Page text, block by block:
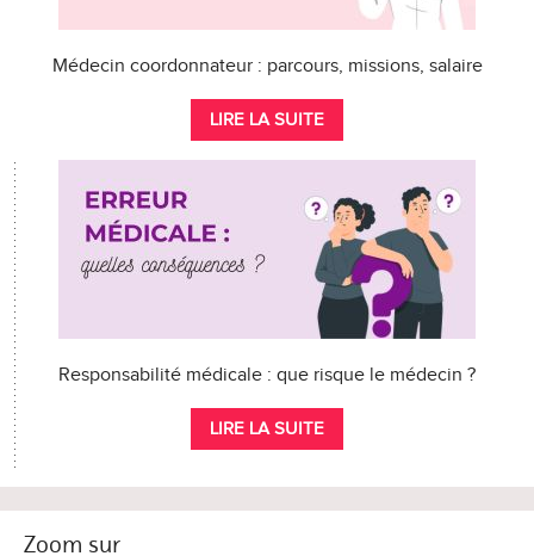
Médecin coordonnateur : parcours, missions, salaire
LIRE LA SUITE
Responsabilité médicale : que risque le médecin ?
LIRE LA SUITE
Zoom sur